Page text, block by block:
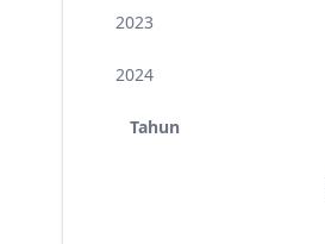
2023
2024
Tahun